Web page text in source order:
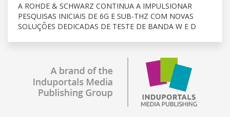
A ROHDE & SCHWARZ CONTINUA A IMPULSIONAR
PESQUISAS INICIAIS DE 6G E SUB-THZ COM NOVAS
SOLUÇÕES DEDICADAS DE TESTE DE BANDA W E D